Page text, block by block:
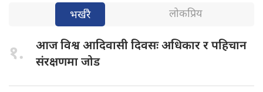
भर्खरै लोकप्रिय
१. आज विश्वआदिवासी दिवसः अधिकार र पहिचान
संरक्षणमा जोड